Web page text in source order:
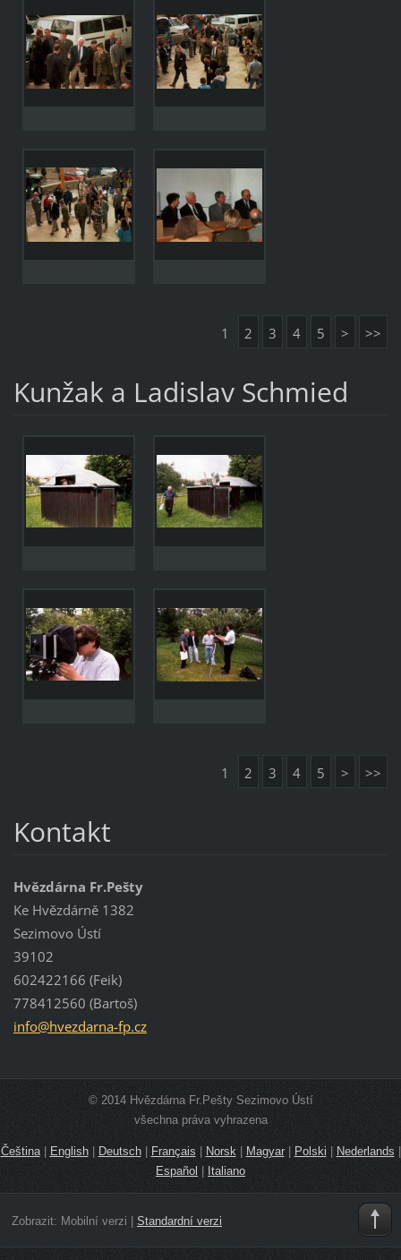
1 2 3 4 5 > >>
Kunžak a Ladislav Schmied
1 2 3 4 5 > >>
Kontakt
Hvězdárna Fr.Pešty
Ke Hvězdárně 1382
Sezimovo Ústí
39102
602422166 (Feik)
778412560 (Bartoš)
info@hvezdarna-fp.cz
© 2014 Hvězdárna Fr.Pešty Sezimovo Ústí
všechna práva vyhrazena
Čeština| English| Deutsch| Français Norsk| Magyar| Polski Nederlands
Español
Italiano
Zobrazit: Mobilní verzi | Standardní verzi